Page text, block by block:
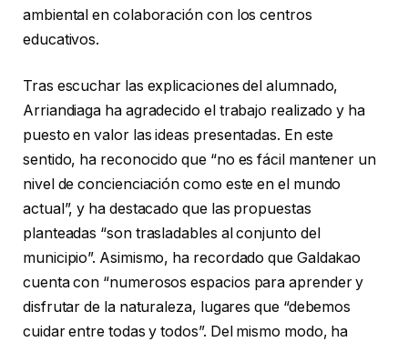
ambiental en colaboración con los centros
educativos.
Tras escuchar las explicaciones del alumnado,
Arriandiaga ha agradecido el trabajo realizado y ha
puesto en valor las ideas presentadas. En este
sentido, ha reconocido que “no es fácil mantener un
nivel de concienciación como este en el mundo
actual”, y ha destacado que las propuestas
planteadas “son trasladables al conjunto del
municipio”. Asimismo, ha recordado que Galdakao
cuenta con “numerosos espacios para aprender y
disfrutar de la naturaleza, lugares que “debemos
cuidar entre todas y todos”. Del mismo modo, ha